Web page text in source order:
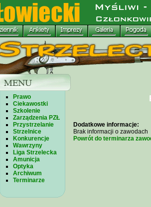
Prawo
Ciekawostki
Szkolenie
Zarządzenia PZŁ
Przystrzelanie
Strzelnice
Konkurencje
Wawrzyny
Liga Strzelecka
Amunicja
Optyka
Archiwum
Terminarze
Dodatkowe informacje:
Brak informacji o zawodach
Powrót do terminarza